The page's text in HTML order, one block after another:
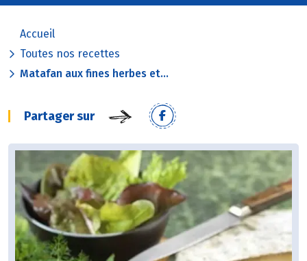
Accueil
Toutes nos recettes
Matafan aux fines herbes et...
Partager sur